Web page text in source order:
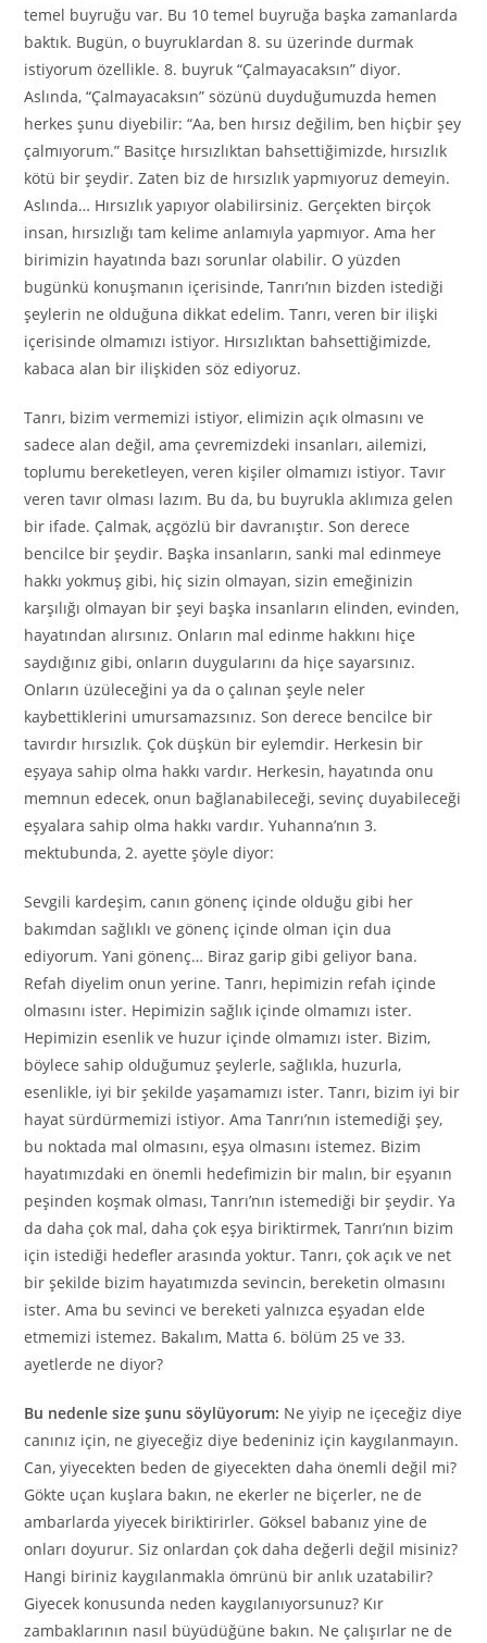
temel buyruğu var. Bu 10 temel buyruğa başka zamanlarda
baktık. Bugün, o buyruklardan 8. su üzerinde durmak
istiyorum özellikle. 8. buyruk “Çalmayacaksın” diyor.
Aslında, “Çalmayacaksın” sözünü duyduğumuzda hemen
herkes şunu diyebilir: “Aa, ben hırsız değilim, ben hiçbir şey
çalmıyorum.” Basitçe hırsızlıktan bahsettiğimizde, hırsızlık
kötü bir şeydir. Zaten biz de hırsızlık yapmıyoruz demeyin.
Aslında… Hırsızlık yapıyor olabilirsiniz. Gerçekten birçok
insan, hırsızlığı tam kelime anlamıyla yapmıyor. Ama her
birimizin hayatında bazı sorunlar olabilir. O yüzden
bugünkü konuşmanın içerisinde, Tanrı’nın bizden istediği
şeylerin ne olduğuna dikkat edelim. Tanrı, veren bir ilişki
içerisinde olmamızı istiyor. Hırsızlıktan bahsettiğimizde,
kabaca alan bir ilişkiden söz ediyoruz.
Tanrı, bizim vermemizi istiyor, elimizin açık olmasını ve
sadece alan değil, ama çevremizdeki insanları, ailemizi,
toplumu bereketleyen, veren kişiler olmamızı istiyor. Tavır
veren tavır olması lazım. Bu da, bu buyrukla aklımıza gelen
bir ifade. Çalmak, açgözlü bir davranıştır. Son derece
bencilce bir şeydir. Başka insanların, sanki mal edinmeye
hakkı yokmuş gibi, hiç sizin olmayan, sizin emeğinizin
karşılığı olmayan bir şeyi başka insanların elinden, evinden,
hayatından alırsınız. Onların mal edinme hakkını hiçe
saydığınız gibi, onların duygularını da hiçe sayarsınız.
Onların üzüleceğini ya da o çalınan şeyle neler
kaybettiklerini umursamazsınız. Son derece bencilce bir
tavırdır hırsızlık. Çok düşkün bir eylemdir. Herkesin bir
eşyaya sahip olma hakkı vardır. Herkesin, hayatında onu
memnun edecek, onun bağlanabileceği, sevinç duyabileceği
eşyalara sahip olma hakkı vardır. Yuhanna’nın 3.
mektubunda, 2. ayette şöyle diyor:
Sevgili kardeşim, canın gönenç içinde olduğu gibi her
bakımdan sağlıklı ve gönenç içinde olman için dua
ediyorum. Yani gönenç… Biraz garip gibi geliyor bana.
Refah diyelim onun yerine. Tanrı, hepimizin refah içinde
olmasını ister. Hepimizin sağlık içinde olmamızı ister.
Hepimizin esenlik ve huzur içinde olmamızı ister. Bizim,
böylece sahip olduğumuz şeylerle, sağlıkla, huzurla,
esenlikle, iyi bir şekilde yaşamamızı ister. Tanrı, bizim iyi bir
hayat sürdürmemizi istiyor. Ama Tanrı’nın istemediği şey,
bu noktada mal olmasını, eşya olmasını istemez. Bizim
hayatımızdaki en önemli hedefimizin bir malın, bir eşyanın
peşinden koşmak olması, Tanrı’nın istemediği bir şeydir. Ya
da daha çok mal, daha çok eşya biriktirmek, Tanrı’nın bizim
için istediği hedefler arasında yoktur. Tanrı, çok açık ve net
bir şekilde bizim hayatımızda sevincin, bereketin olmasını
ister. Ama bu sevinci ve bereketi yalnızca eşyadan elde
etmemizi istemez. Bakalım, Matta 6. bölüm 25 ve 33.
ayetlerde ne diyor?
Bu nedenle size şunu söylüyorum: Ne yiyip ne içeceğiz diye
canınız için, ne giyeceğiz diye bedeniniz için kaygılanmayın.
Can, yiyecekten beden de giyecekten daha önemli değil mi?
Gökte uçan kuşlara bakın, ne ekerler ne biçerler, ne de
ambarlarda yiyecek biriktirirler. Göksel babanız yine de
onları doyurur. Siz onlardan çok daha değerli değil misiniz?
Hangi biriniz kaygılanmakla ömrünü bir anlık uzatabilir?
Giyecek konusunda neden kaygılanıyorsunuz? Kır
zambaklarının nasıl büyüdüğüne bakın. Ne çalışırlar ne de